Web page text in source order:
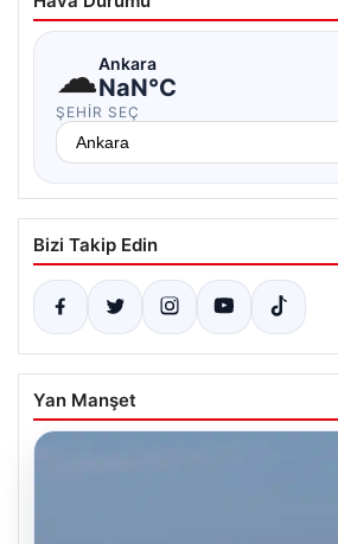
☁Ankara
NaN°C
ŞEHIR SEÇ
Bizi Takip Edin
Yan Manşet